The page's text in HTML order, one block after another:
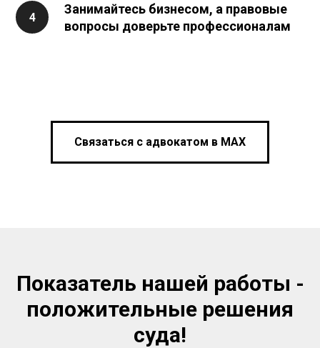
Занимайтесь бизнесом, а правовые
вопросы доверьте профессионалам
Связаться с адвокатом в МАХ
Показатель нашей работы -
положительные решения
суда!